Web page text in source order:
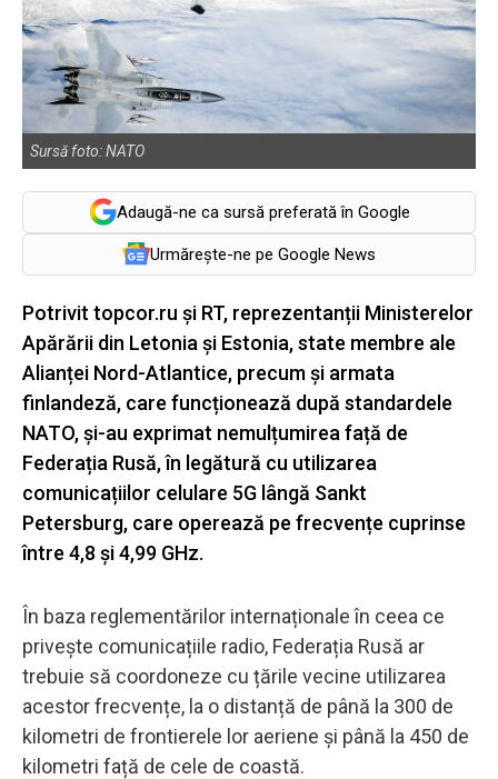
Sursă foto: NATO
Adaugă-ne ca sursă preferată în Google
Urmărește-ne pe Google News
Potrivit topcor.ru și RT, reprezentanții Ministerelor
Apărării din Letonia și Estonia, state membre ale
Alianței Nord-Atlantice, precum și armata
finlandeză, care funcționează după standardele
NATO, și-au exprimat nemulțumirea față de
Federația Rusă, în legătură cu utilizarea
comunicațiilor celulare 5G lângă Sankt
Petersburg, care operează pe frecvențe cuprinse
între 4,8 și 4,99 GHz.
În baza reglementărilor internaționale în ceea ce
privește comunicațiile radio, Federația Rusă ar
trebuie să coordoneze cu țările vecine utilizarea
acestor frecvențe, la o distanță de până la 300 de
kilometri de frontierele lor aeriene și până la 450 de
kilometri față de cele de coastă.